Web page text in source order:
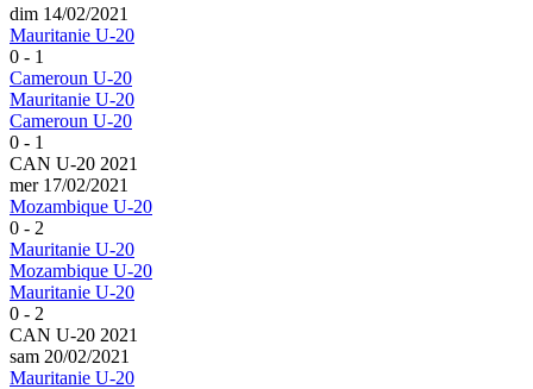
dim 14/02/2021
Mauritanie U-20
0 - 1
Cameroun U-20
Mauritanie U-20
Cameroun U-20
0 - 1
CAN U-20 2021
mer 17/02/2021
Mozambique U-20
0 - 2
Mauritanie U-20
Mozambique U-20
Mauritanie U-20
0 - 2
CAN U-20 2021
sam 20/02/2021
Mauritanie U-20